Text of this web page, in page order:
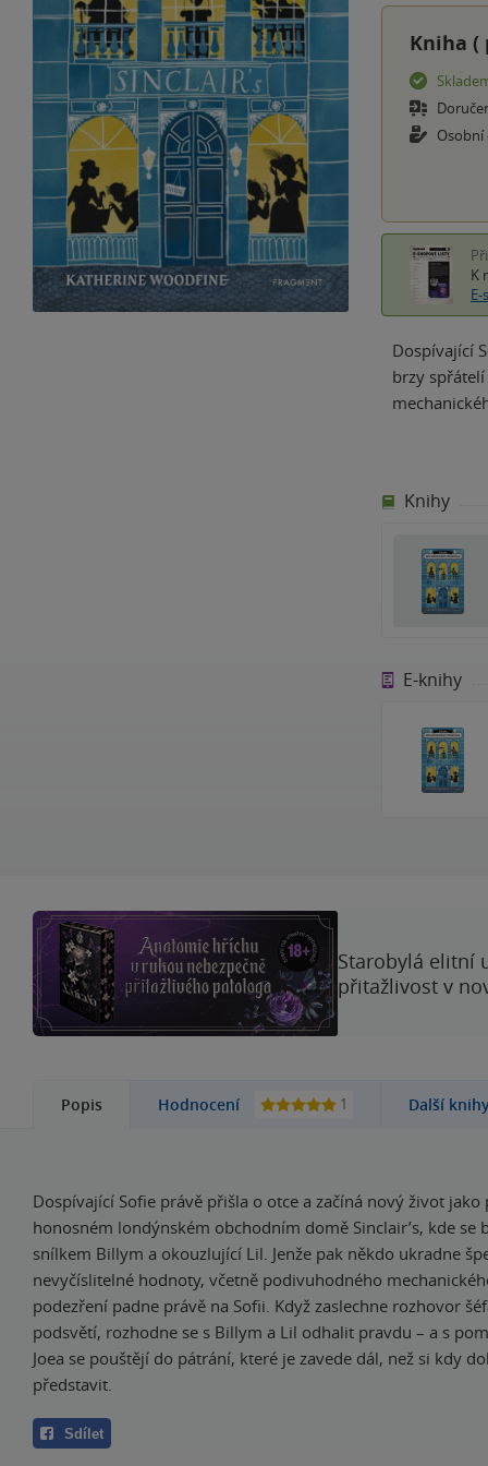
Kniha (
K
Dospívající
brzy
Knihy
E-knihy
Starobylá elitní
přitažlivost v
Popis Hodnocení 1 Další
Dospívající Sofie právě přišla o otce a začíná nový život jako
honosném londýnském obchodním domě Sinclair’s, kde se
snílkem Billym a okouzlující Lil. Jenže pak někdo ukradne
nevyčíslitelné hodnoty, včetně podivuhodného
podezření padne právě na Sofii. Když zaslechne rozhovor
podsvětí, rozhodne se s Billym a Lil odhalit pravdu – a s
Joea se pouštějí do pátrání, které je zavede dál, než si kdy
představit.
Sdílet